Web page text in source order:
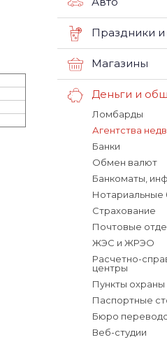
Праздники и
Магазины
Деньги и
Ломбарды
Агентства
Банки
Обмен валют
Банкоматы,
Нотариальные
Страхование
Почтовые
ЖЭС и ЖРЭО
Расчетно-
центры
Пункты охраны
Паспортные
Бюро
Веб-студии